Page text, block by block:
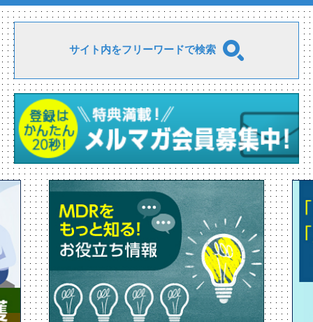
サイト内をフリーワードで検索